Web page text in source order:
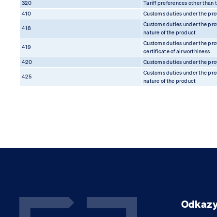
320
Tariff preferences other than
410
Customs duties under the
418
Customs duties under the
nature of the product
419
Customs duties under the
certificate of airworthiness
420
Customs duties under the
425
Customs duties under the
nature of the product